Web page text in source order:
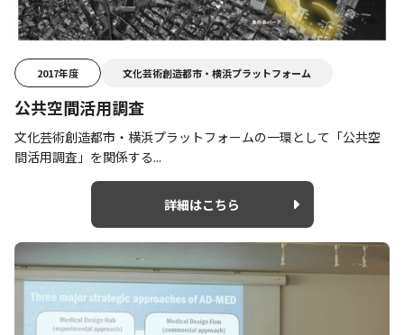
2017年度 文化芸術創造都市・横浜プラットフォーム
公共空間活用調査
文化芸術創造都市・横浜プラットフォームの一環として「公共空
間活用調査」を関係する...
詳細はこちら